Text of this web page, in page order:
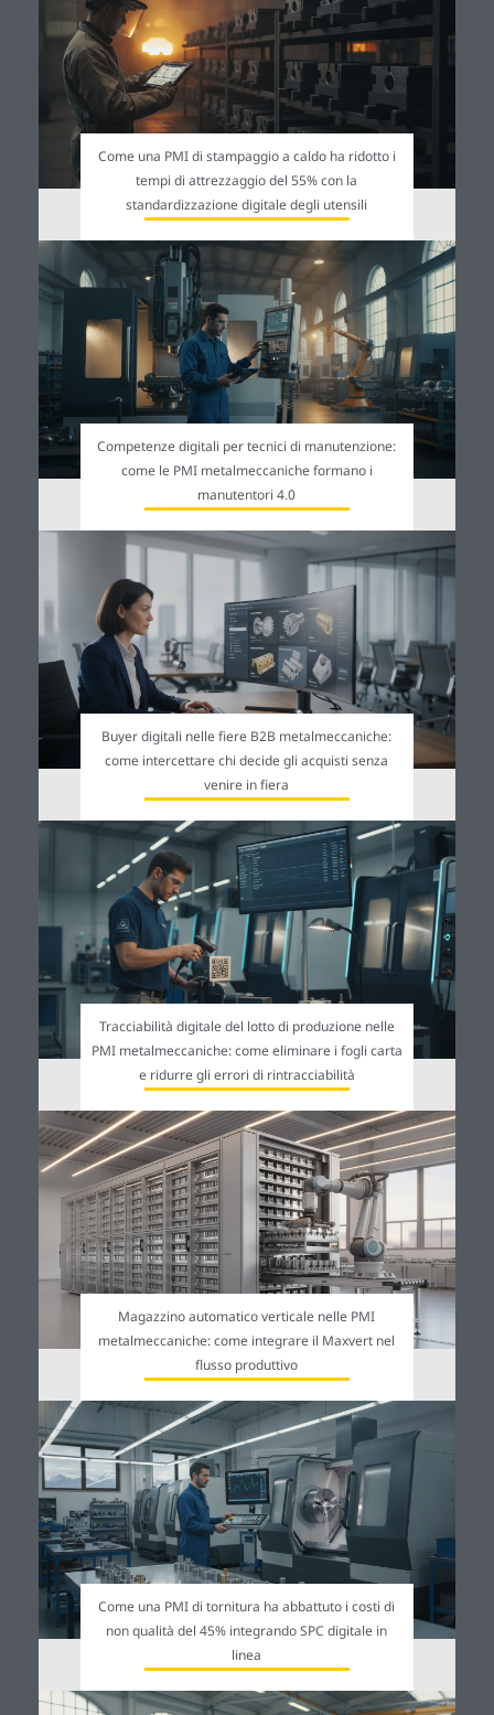
Come una PMI di stampaggio a caldo ha ridotto i
tempi di attrezzaggio del 55% con la
standardizzazione digitale degli utensili
Competenze digitali per tecnici di manutenzione:
come le PMI metalmeccaniche formano i
manutentori 4.0
Buyer digitali nelle fiere B2B metalmeccaniche:
come intercettare chi decide gli acquisti senza
venire in fiera
Tracciabilità digitale del lotto di produzione nelle
PMI metalmeccaniche: come eliminare i fogli carta
e ridurre gli errori di rintracciabilità
Magazzino automatico verticale nelle PMI
metalmeccaniche: come integrare il Maxvert nel
flusso produttivo
Come una PMI di tornitura ha abbattuto i costi di
non qualità del 45% integrando SPC digitale in
linea